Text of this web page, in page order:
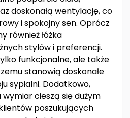
doskonałą wentylację, co
i spokojny sen. Oprócz
również łóżka
stylów i preferencji.
funkcjonalne, ale także
stanowią doskonałe
sypialni. Dodatkowo,
cieszą się dużym
poszukujących